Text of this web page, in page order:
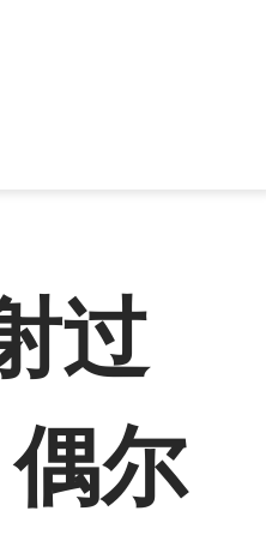
过
尔